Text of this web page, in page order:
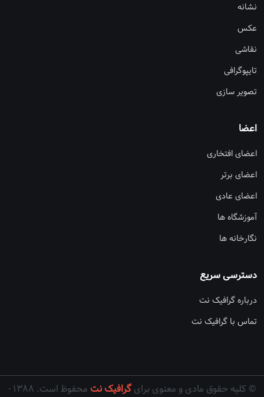
نشانه
عکس
نقاشی
تایپوگرافی
تصویر سازی
اعضا
اعضای افتخاری
اعضای برتر
اعضای عادی
آموزشگاه ها
نگارخانه ها
دسترسی سریع
درباره گرافیک نت
تماس با گرافیک نت
© کلیه حقوق مادی و معنوی برایگرافیک نت
محفوظ است. ۱۳۸۸ -